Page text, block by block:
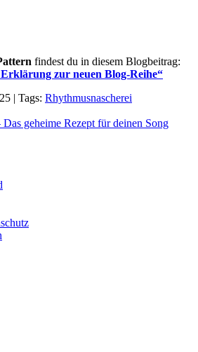
findest du in diesem Blogbeitrag:
zur neuen Blog-Reihe“
| Tags: Rhythmusnascherei
geheime Rezept für deinen Song